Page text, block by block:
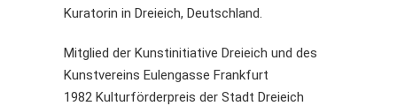
Kuratorin in Dreieich, Deutschland.
Mitglied der Kunstinitiative Dreieich und des
Kunstvereins Eulengasse Frankfurt
1982 Kulturförderpreis der Stadt Dreieich